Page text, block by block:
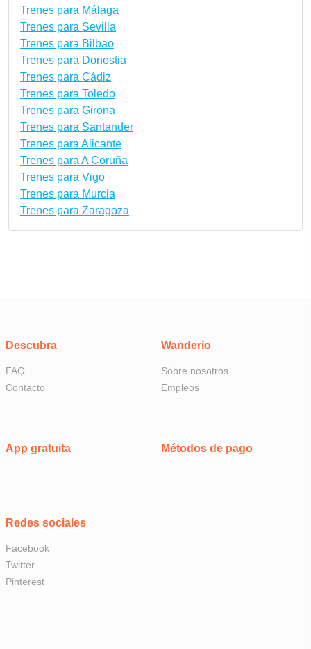
Trenes para Málaga
Trenes para Sevilla
Trenes para Bilbao
Trenes para Donostia
Trenes para Cádiz
Trenes para Toledo
Trenes para Girona
Trenes para Santander
Trenes para Alicante
Trenes para A Coruña
Trenes para Vigo
Trenes para Murcia
Trenes para Zaragoza
Descubra
FAQ
Contacto
Wanderio
Sobre nosotros
Empleos
App gratuita
Redes sociales
Facebook
Twitter
Pinterest
Métodos de pago